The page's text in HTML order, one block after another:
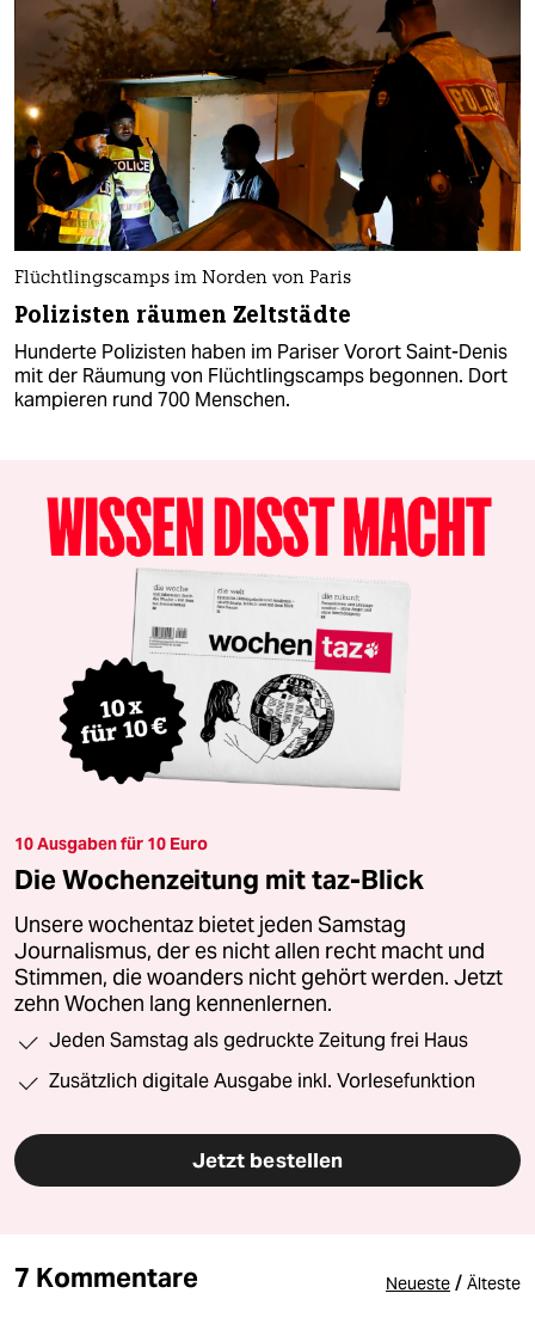
Flüchtlingscamps im Norden von Paris
Polizisten räumen Zeltstädte
Hunderte Polizisten haben im Pariser Vorort Saint-Denis
mit der Räumung von Flüchtlingscamps begonnen. Dort
kampieren rund 700 Menschen.
10 Ausgaben für 10 Euro
Die Wochenzeitung mit taz-Blick
Unsere wochentaz bietet jeden Samstag
Journalismus, der es nicht allen recht macht und
Stimmen, die woanders nicht gehört werden. Jetzt
zehn Wochen lang kennenlernen.
Jeden Samstag als gedruckte Zeitung frei Haus
Zusätzlich digitale Ausgabe inkl. Vorlesefunktion
Jetzt bestellen
7 Kommentare Neueste / Älteste